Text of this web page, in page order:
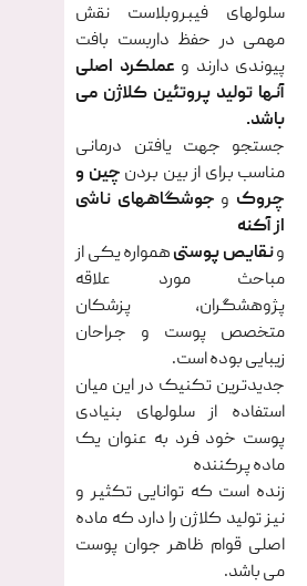
سلولهای فیبروبلاست نقش
مهمی در حفظ داربست بافت
پیوندی دارند و عملکرد اصلی
آنها تولید پروتئین کلاژن می
باشد.
جستجو جهت یافتن درمانی
مناسب برای از بین بردن چین و
چروک و جوشگاههای ناشی
از آکنه
ونقایص پوستیهمواره یکی از
مباحث مورد علاقه
پژوهشگران، پزشکان
متخصص پوست و جراحان
زیبایی بوده است.
جدیدترین تکنیک در این میان
استفاده از سلولهای بنیادی
پوست خود فرد به عنوان یک
ماده پرکننده
زنده است که توانایی تکثیر و
نیز تولید کلاژن را دارد که ماده
اصلی قوام ظاهر جوان پوست
می باشد.